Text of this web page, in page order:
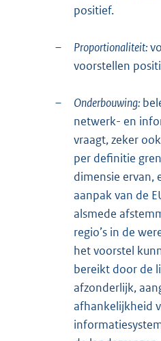
positief.
– Proportionaliteit:
voorstellen
– Onderbouwing:
netwerk- en
vraagt, zeker
per definitie
dimensie ervan,
aanpak van de
alsmede
regio’s in de
het voorstel
bereikt door de
afzonderlijk,
afhankelijkheid